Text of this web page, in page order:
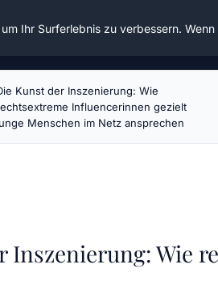
Kunst der Inszenierung: Wie
Influencerinnen gezielt
Menschen im Netz ansprechen
Inszenierung: Wie
Ihr Surferlebnis zu verbessern.